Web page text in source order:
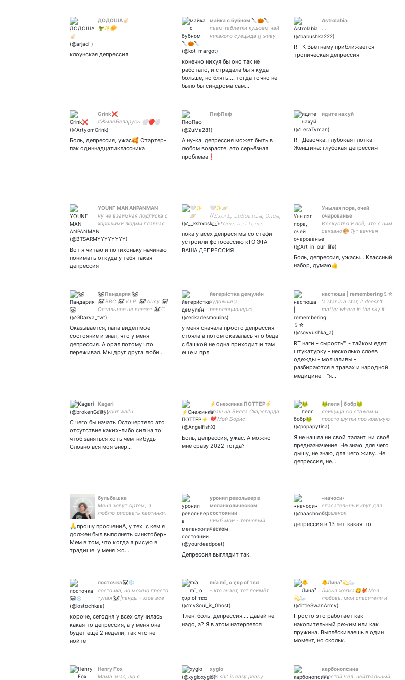
ДОДОША✌🏻
🦖✨🌼
клоунская депрессия
майка с бубном 🔪🎃🔪
пьем таблетки кушоем чай
никакого суецыда || живу
александров
конечно нихуя бы оно так не
работало, и страдала бы я куда
больше, но блять.... тогда точно не
было бы синдрома сам…
Astrolabia
RT К Вьетнаму приближается
тропическая депрессия
Grink❌
#ЖывеБеларусь ⚪🔴⚪
Боль, депрессия, ужас🥰 Стартер-
пак одиннадцатиклассника
ПифПаф
А ну-ка, депрессия может быть в
любом возрасте, это серьёзная
проблема❗
идите нахуй
RT Девочка: глубокая глотка
Женщина: глубокая депрессия
YОUNГ МАN ANPANMAN
ну че взаимная подписка с
хорошими людми главная
фанатка BTS♥
Вот я читаю и потихоньку начинаю
понимать откуда у тебя такая
депрессия
🤍✨🪐
//𝙴𝚡𝚘-𝙻, 𝙸𝚗𝚂𝚘𝚖𝚗𝚒𝚊, 𝙾𝚗𝚌𝚎,
𝚆𝚒𝚣*𝙾𝚗𝚎, 𝙳𝚊𝚒𝚕𝚎𝚎𝚎,
🧚🏻‍♀️𝚜𝚝𝚛𝚞𝚐𝚐𝚕𝚎:
пока у всех депреся мы со стефи
устроили фотосессию кТО ЭТА
ВАША ДЕПРЕССИЯ
Унылая пора, очей
очарованье
Исскуство и всё, что с ним
связано🎨 Тут вечная
осень🍁🍂🌁
Боль, депрессия, ужасы... Классный
набор, думаю👍
🐼 Пандария 🐼
🐼 BBC 🐼 V.I.P. 🐼 Army 🐼
Остальное не влезет 🐼 С
мемами по жизни 🐼 К-поп
мы знакомы
Оказывается, папа видел мое
состояние и знал, что у меня
депрессия. А орал потому что
переживал. Мы друг друга люби…
йегери́стка демуле́н
художница,
революционерка,
феминистка • про-радфем
supremacy • snk shitpost •
🇫🇷🇮🇱 • vive la république! •
оформа с
у меня сначала просто депрессия
стояла а потом оказалась что беда
с башкой не одна приходит и там
еще и прл
настюша | rememberingミ☆
'a star is a star, it doesn't
matter where in the sky it
shines'
RT наги - сырость™ - тайком едят
штукатурку - несколько слоев
одежды - молчаливы -
разбираются в травах и народной
медицине - "я…
Kagari
not your waifu
С чего бы начать Осточертело это
отсутствие каких-либо сил на то
чтоб заняться хоть чем-нибудь
Словно вся моя энер…
⚡Снежинка ПОТТЕР⚡
Краш на Билла Скарсгарда
💔 Мой Борис
|GoodOmens|, |Щегол|, |
Парная с
Боль, депрессия, ужас. А можно
мне сразу 2022 тогда?
🐸пеля | бобр🐸
яойщица со стажем и
просто шутки про крепкую
мужскую дружбу под панк
рок, с чаем из шиповника и
мяты с просроченным
печеньем тёти Зины,
которое спиздил кот🤷🚬
Я не нашла ни свой талант, ни своё
предназначение. Не знаю, для чего
дышу, не знаю, для чего живу. Не
депрессия, не…
бульбашка
Меня зовут Артём, я
люблю рисовать картинки,
солнечной системы
выстроятся в ряд, я могу и
анимировать 😮, я люблю
котов и богемные мотивы
🙏прошу просчениА, у тех, с кем я
должен был выполнять «инктобер».
Мем в том, что когда я рисую в
традише, у меня жо…
уронил револьвер в
меланхолическом
состоянии
нимб мой - терновый
венец.
Депрессия выглядит так.
•начоси•
спасательный круг для
брошенок
депрессия в 13 лет какая-то
лосточка🐼❄️
лосточка, но можно просто
тупая🐼 |панды - мое все
🐼🐼 | бывают твиты про
интересная | смотрю
мультики и радуюсь жизни
| не взаимная
короче, сегодня у всех случилась
какая то депрессия, а у меня она
будет ещё 2 недели, так что не
нойте
mía mĩ„ α ςυρ οf τεα
– кто знает, тот поймёт
Тлен, боль, депрессия.... Давай не
надо, а? Я в этом натерпелся
🐥Лина⁷💫🦢
Лисья жопка😋🦊 Моя
любовь, мои спасители и
Адекват арми💜моа с
дебюта💚😍 от7 хоть есть
биас ^о^ посылаю
любоффф(_/¯●♡●)_/¯💜
Просто это работает как
накопительный режим или как
пружина. Выплёскиваешь в один
момент, но скольк…
Henry Fox
Мама знає, шо я
xyglo
this shit is easy peasy
карбонопсина
простой чел. нейтральный.